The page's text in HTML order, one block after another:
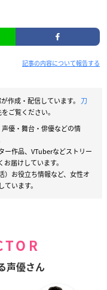
記事の内容について報告する
作成・配信しています。 刀
ご覧ください。
優・舞台・俳優などの情
ー作品、VTuberなどストリー
届けしています。
）お役立ち情報など、女性オ
います。
声優さん